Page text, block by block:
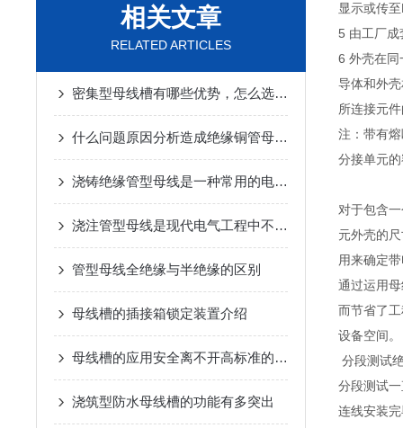
相关文章
RELATED ARTICLES
密集型母线槽有哪些优势，怎么选择呢？
什么问题原因分析造成绝缘铜管母线层压电感小
浇铸绝缘管型母线是一种常用的电力传输和配电系统中的重要组件
浇注管型母线是现代电气工程中不可少的一部分
管型母线全绝缘与半绝缘的区别
母线槽的插接箱锁定装置介绍
母线槽的应用安全离不开高标准的安装规范
浇筑型防水母线槽的功能有多突出
显示或传
5 由工厂成
6 外壳在同
导体和外
所连接元
注：带有
分接单元
对于包含
元外壳的
用来确定
通过运用
而节省了
设备空间。
分段测试
分段测试
连线安装